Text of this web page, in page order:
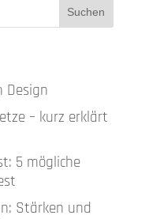
Design
– kurz erklärt
5 mögliche
Stärken und